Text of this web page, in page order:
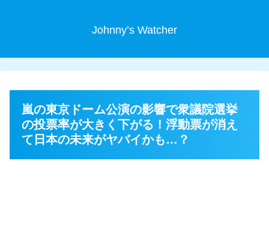
Johnny’s Watcher
嵐の東京ドーム公演の影響で衆議院選挙
の投票率が大きく下がる！浮動票が消え
て日本の未来がヤバイかも…？